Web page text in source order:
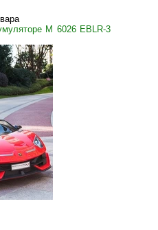
M 6026 EBLR-3